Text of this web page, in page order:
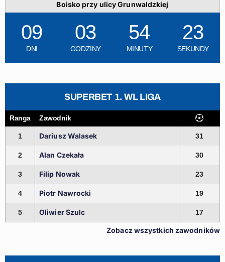
Boisko przy ulicy Grunwaldzkiej
09
DNI
03
GODZINY
54
MINUTY
22
SEKUNDY
SUPERBET 1. WL LIGA
Ranga Zawodnik
1 Dariusz Walasek 31
2 Alan Czekała 30
3 Filip Nowak 23
4 Piotr Nawrocki 19
5 Oliwier Szulc 17
Zobacz wszystkich zawodników